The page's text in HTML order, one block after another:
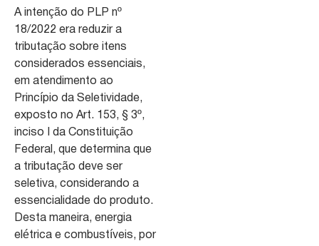
A intenção do PLP nº
18/2022 era reduzir a
tributação sobre itens
considerados essenciais,
em atendimento ao
Princípio da Seletividade,
exposto no Art. 153, § 3º,
inciso I da Constituição
Federal, que determina que
a tributação deve ser
seletiva, considerando a
essencialidade do produto.
Desta maneira, energia
elétrica e combustíveis, por